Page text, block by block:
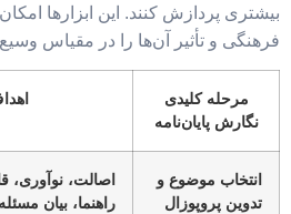
بیشتری پردازش کنند. این ابزارها
فرهنگی و تأثیر آن‌ها را در مقیاس
مرحله کلیدی
نگارش پایان‌نامه
انتخاب موضوع و
تدوین پروپوزال
اصالت، نوآوری،
راهنما، بیان